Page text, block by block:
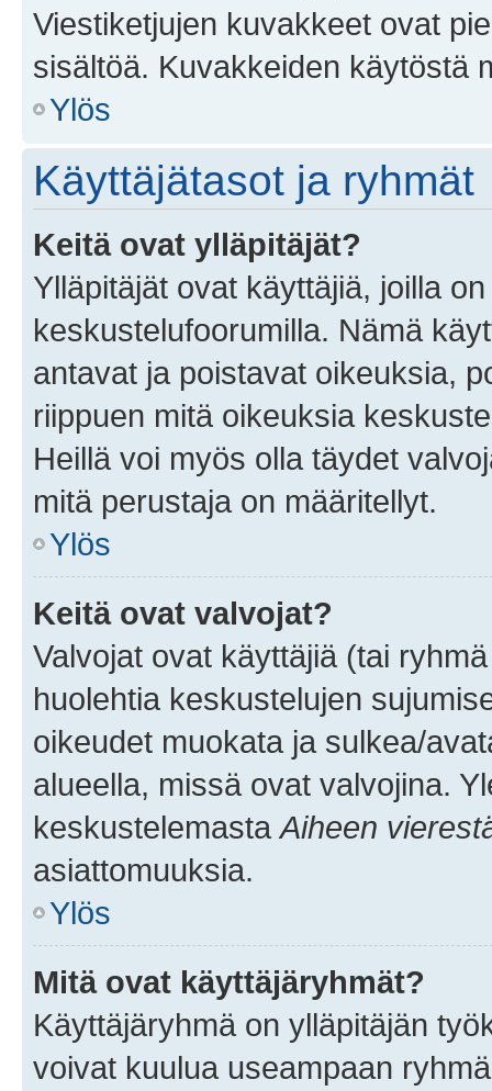
Viestiketjujen kuvakkeet ovat
sisältöä. Kuvakkeiden käytöstä
Ylös
Käyttäjätasot ja ryhmät
Keitä ovat ylläpitäjät?
Ylläpitäjät ovat käyttäjiä, joilla
keskustelufoorumilla. Nämä
antavat ja poistavat oikeuksia,
riippuen mitä oikeuksia
Heillä voi myös olla täydet
mitä perustaja on määritellyt.
Ylös
Keitä ovat valvojat?
Valvojat ovat käyttäjiä (tai
huolehtia keskustelujen
oikeudet muokata ja sulkea/
alueella, missä ovat valvojina.
keskustelemasta Aiheen
asiattomuuksia.
Ylös
Mitä ovat käyttäjäryhmät?
Käyttäjäryhmä on ylläpitäjän
voivat kuulua useampaan